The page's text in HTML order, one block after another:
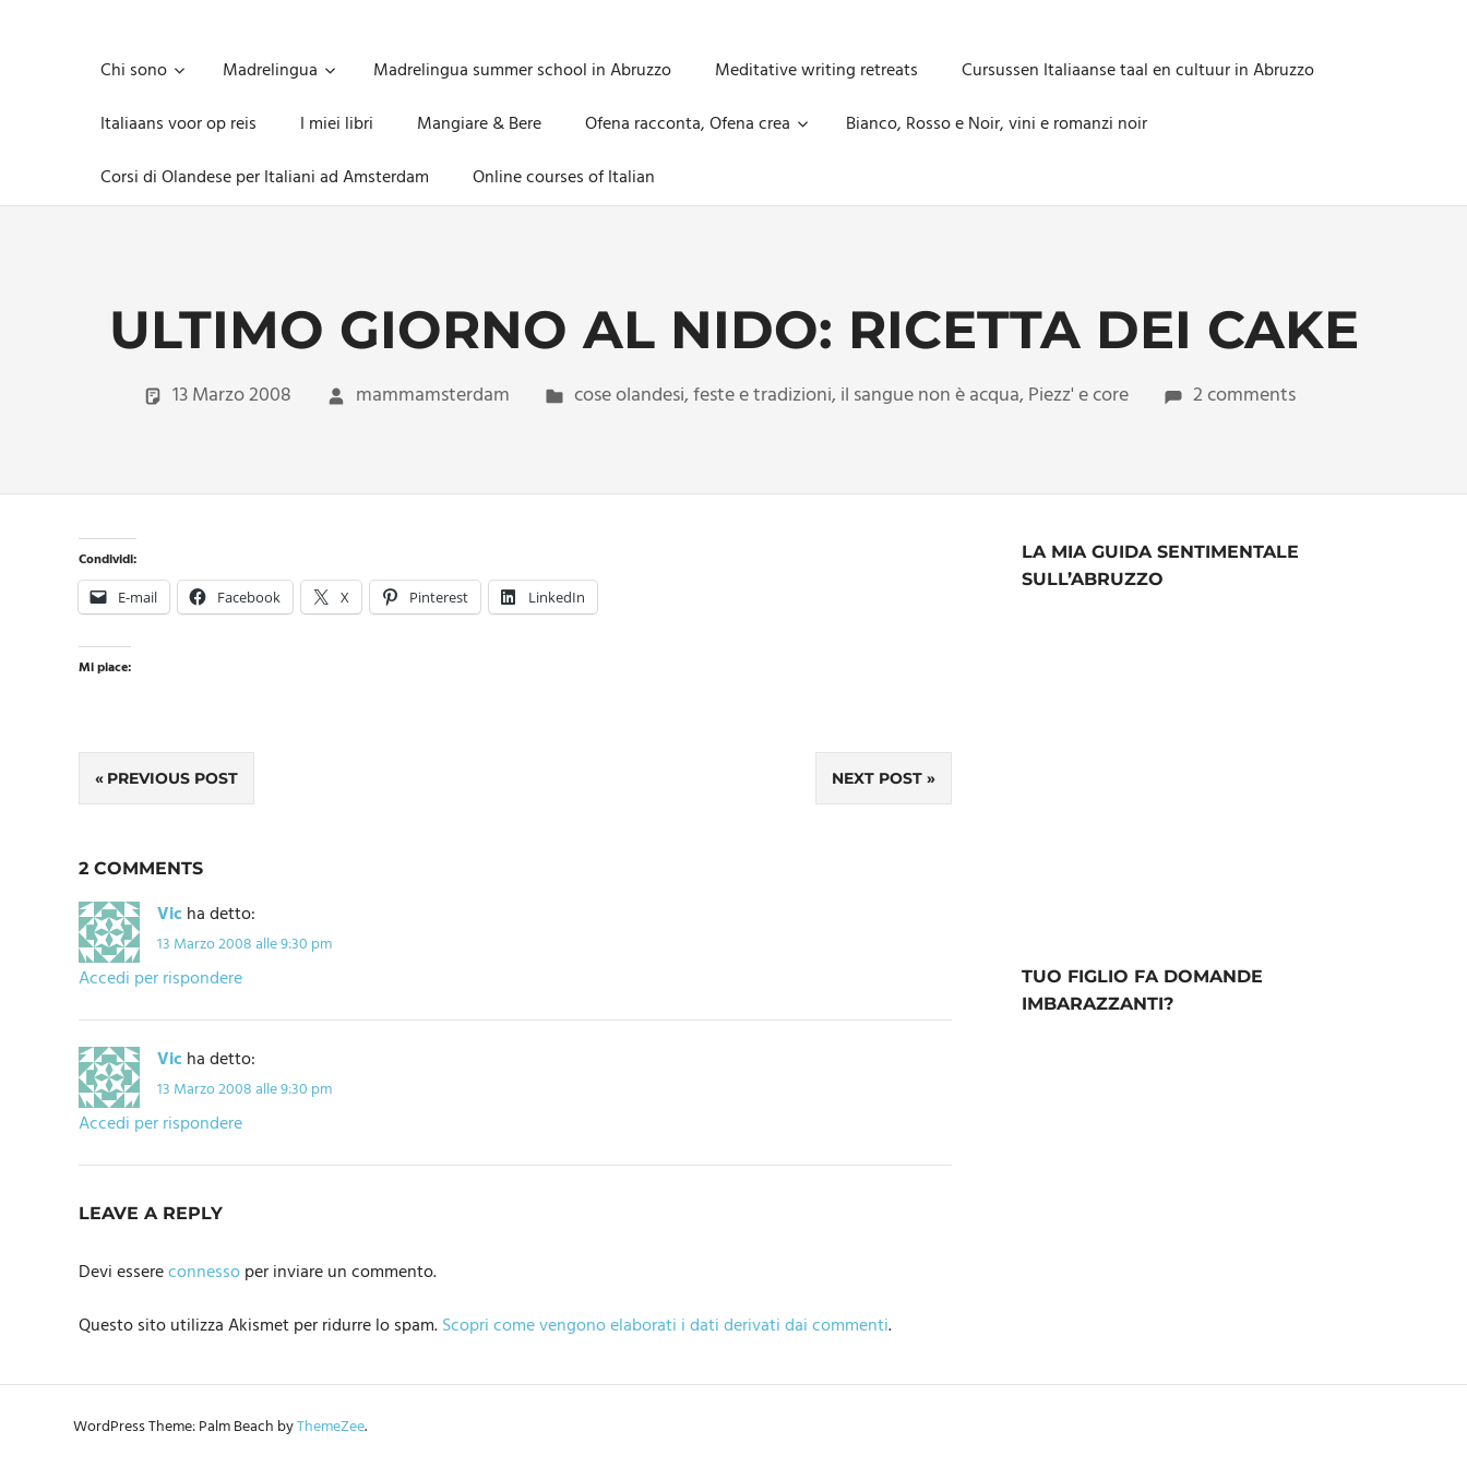
imprescindibile,
inevitabile
Mammamsterdam
oggi
anche
nuova
confezione
Chi sono Madrelingua Madrelingua summer school in Abruzzo Meditative writing retreats
Cursussen Italiaanse taal en cultuur in Abruzzo
Italiaans voor op reis
I miei libri Mangiare & Bere Ofena racconta, Ofena crea
Bianco, Rosso e Noir, vini e romanzi noir
Corsi di Olandese per Italiani ad Amsterdam
Online courses of Italian
ULTIMO GIORNO AL NIDO: RICETTA DEI CAKE
13 Marzo 2008 mammamsterdam cose olandesi,feste e tradizioni, il sangue non è acqua, Piezz' e core 2 comments
Condividi:
E-mail Facebook X Pinterest LinkedIn
Mi piace:
Navigazione
PREVIOUS POST NEXT POST
2 COMMENTS
Vic ha detto:
13 Marzo 2008 alle 9:30 pm
Accedi per rispondere
Vic ha detto:
13 Marzo 2008 alle 9:30 pm
Accedi per rispondere
LEAVE A REPLY
Devi essereconnessoper inviare un commento.
Questo sito utilizza Akismet per ridurre lo spam.Scopri come vengono elaborati i dati derivati dai commenti.
LA MIA GUIDA SENTIMENTALE
SULL’ABRUZZO
TUO FIGLIO FA DOMANDE
IMBARAZZANTI?
WordPress Theme: Palm Beach byThemeZee.